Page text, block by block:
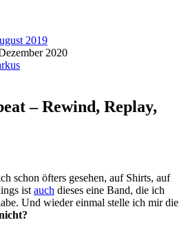
2019
2020
– Rewind, Replay,
schon öfters gesehen, auf Shirts, auf
ist auch dieses eine Band, die ich
Und wieder einmal stelle ich mir die